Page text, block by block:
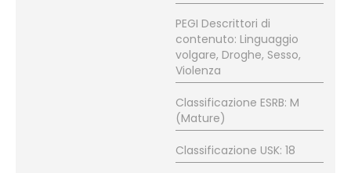
PEGI Descrittori di
contenuto: Linguaggio
volgare, Droghe, Sesso,
Violenza
Classificazione ESRB: M
(Mature)
Classificazione USK: 18